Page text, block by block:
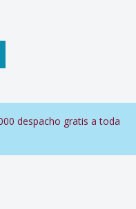
despacho gratis a toda